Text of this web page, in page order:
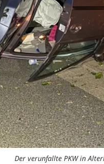
Der verunfallte PKW in